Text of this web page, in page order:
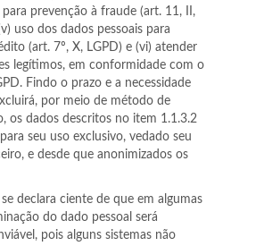
para prevenção à fraude (art. 11, II,
uso dos dados pessoais para
(art. 7º, X, LGPD) e (vi) atender
legítimos, em conformidade com o
Findo o prazo e a necessidade
por meio de método de
os dados descritos no item 1.1.3.2
seu uso exclusivo, vedado seu
e desde que anonimizados os
declara ciente de que em algumas
do dado pessoal será
pois alguns sistemas não